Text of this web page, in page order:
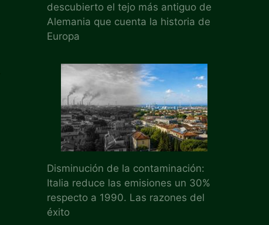
descubierto el tejo más antiguo de
Alemania que cuenta la historia de
Europa
Disminución de la contaminación:
Italia reduce las emisiones un 30%
respecto a 1990. Las razones del
éxito